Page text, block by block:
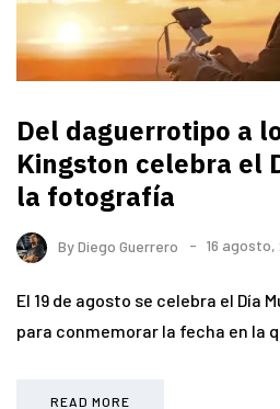
Del daguerrotipo a
Kingston celebra el
la fotografía
ByDiego Guerrero 16 agosto,
El 19 de agosto se celebra el Día
para conmemorar la fecha en la
READ MORE